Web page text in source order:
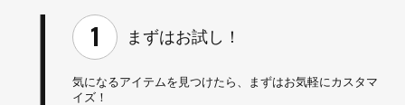
まずはお試し！
気になるアイテムを見つけたら、
まずはお気軽にカスタマ
イズ！